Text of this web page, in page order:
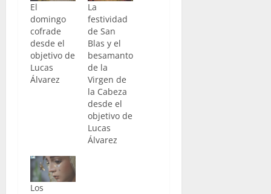
El
domingo
cofrade
desde el
objetivo de
Lucas
Álvarez
La
festividad
de San
Blas y el
besamanto
de la
Virgen de
la Cabeza
desde el
objetivo de
Lucas
Álvarez
Los